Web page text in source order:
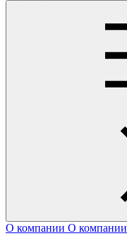
О компании О компании